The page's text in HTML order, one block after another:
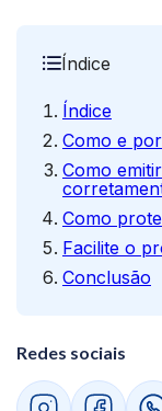
Índice
Índice
Como e
Como
Como
Facilite o
Conclusão
Redes sociais